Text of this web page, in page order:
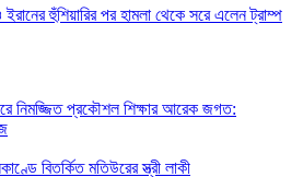
হুঁশিয়ারির পর হামলা থেকে সরে এলেন ট্রাম্প
নিমজ্জিত প্রকৌশল শিক্ষার আরেক জগত:
বিতর্কিত মতিউরের স্ত্রী লাকী